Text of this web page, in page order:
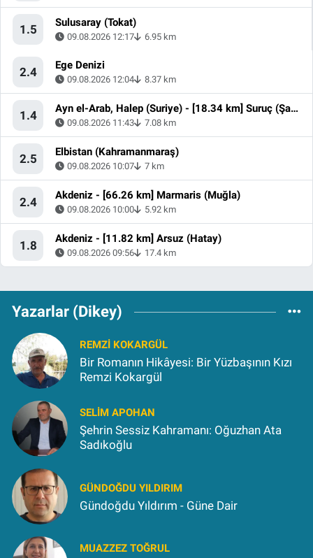
1.5 Sulusaray (Tokat)
09.08.2026 12:17 6.95 km
2.4 Ege Denizi
09.08.2026 12:04 8.37 km
1.4 Ayn el-Arab, Halep (Suriye) - [18.34 km] Suruç (Şanlıurfa)
09.08.2026 11:43 7.08 km
2.5 Elbistan (Kahramanmaraş)
09.08.2026 10:07 7 km
2.4 Akdeniz - [66.26 km] Marmaris (Muğla)
09.08.2026 10:00 5.92 km
1.8 Akdeniz - [11.82 km] Arsuz (Hatay)
09.08.2026 09:56 17.4 km
Yazarlar (Dikey)
REMZI KOKARGÜL
Bir Romanın Hikâyesi: Bir Yüzbaşının Kızı
Remzi Kokargül
SELIM APOHAN
Şehrin Sessiz Kahramanı: Oğuzhan Ata
Sadıkoğlu
GÜNDOĞDU YILDIRIM
Gündoğdu Yıldırım - Güne Dair
MUAZZEZ TOĞRUL